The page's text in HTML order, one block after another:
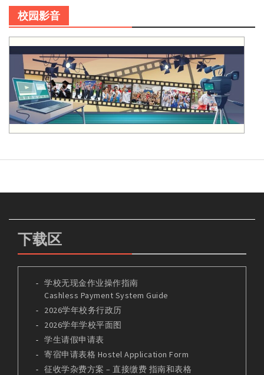
校园影音
下载区
学校无现金作业操作指南
Cashless Payment System Guide
2026学年校务行政历
2026学年学校平面图
学生请假申请表
寄宿申请表格 Hostel Application Form
征收学杂费方案 – 直接缴费 指南和表格